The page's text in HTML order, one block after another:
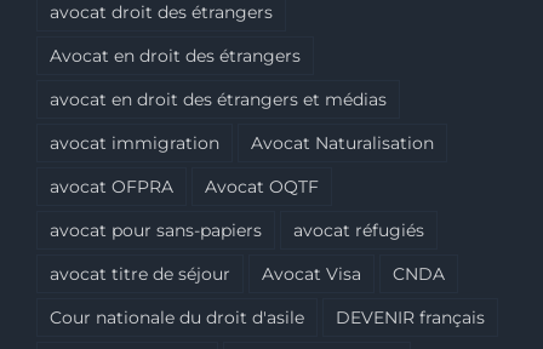
avocat droit des étrangers
Avocat en droit des étrangers
avocat en droit des étrangers et médias
avocat immigration
Avocat Naturalisation
avocat OFPRA
Avocat OQTF
avocat pour sans-papiers
avocat réfugiés
avocat titre de séjour
Avocat Visa
CNDA
Cour nationale du droit d'asile
DEVENIR français